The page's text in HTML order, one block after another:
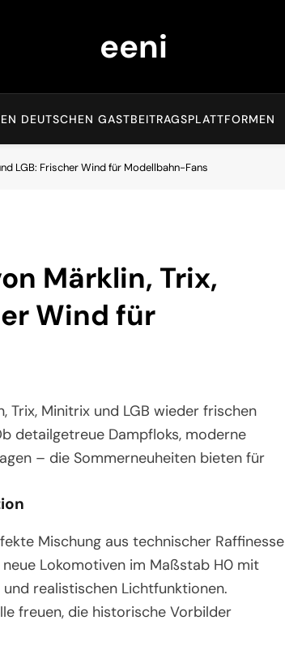
eeni
DEUTSCHEN GASTBEITRAGSPLATTFORMEN
LGB: Frischer Wind für Modellbahn-Fans
Märklin, Trix,
Wind für
Trix, Minitrix und LGB wieder frischen
detailgetreue Dampfloks, moderne
– die Sommerneuheiten bieten für
Mischung aus technischer Raffinesse
Lokomotiven im Maßstab H0 mit
realistischen Lichtfunktionen.
freuen, die historische Vorbilder